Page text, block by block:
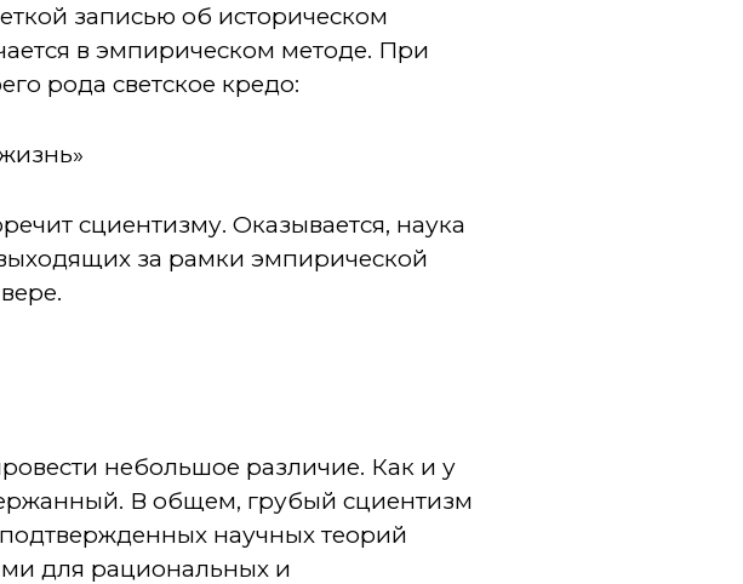
записью об историческом
в эмпирическом методе. При
рода светское кредо:
сциентизму. Оказывается, наука
за рамки эмпирической
небольшое различие. Как и у
В общем, грубый сциентизм
научных теорий
для рациональных и